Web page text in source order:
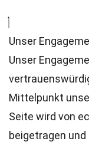
Unser
Unser
Mittelpunkt
Seite wird von
beigetragen und